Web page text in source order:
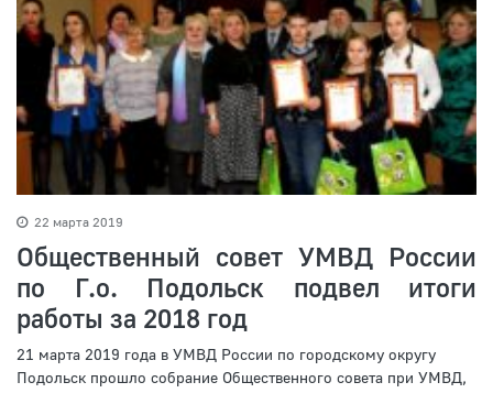
22 марта 2019
Общественный совет УМВД России
по Г.о. Подольск подвел итоги
работы за 2018 год
21 марта 2019 года в УМВД России по городскому округу
Подольск прошло собрание Общественного совета при УМВД,